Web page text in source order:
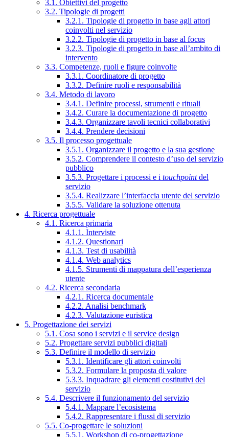
3.1. Obiettivi del progetto
3.2. Tipologie di progetti
3.2.1. Tipologie di progetto in base agli attori
coinvolti nel servizio
3.2.2. Tipologie di progetto in base al focus
3.2.3. Tipologie di progetto in base all’ambito di
intervento
3.3. Competenze, ruoli e figure coinvolte
3.3.1. Coordinatore di progetto
3.3.2. Definire ruoli e responsabilità
3.4. Metodo di lavoro
3.4.1. Definire processi, strumenti e rituali
3.4.2. Curare la documentazione di progetto
3.4.3. Organizzare tavoli tecnici collaborativi
3.4.4. Prendere decisioni
3.5. Il processo progettuale
3.5.1. Organizzare il progetto e la sua gestione
3.5.2. Comprendere il contesto d’uso del servizio
pubblico
3.5.3. Progettare i processi e i touchpointdel
servizio
3.5.4. Realizzare l’interfaccia utente del servizio
3.5.5. Validare la soluzione ottenuta
4. Ricerca progettuale
4.1. Ricerca primaria
4.1.1. Interviste
4.1.2. Questionari
4.1.3. Test di usabilità
4.1.4. Web analytics
4.1.5. Strumenti di mappatura dell’esperienza
utente
4.2. Ricerca secondaria
4.2.1. Ricerca documentale
4.2.2. Analisi benchmark
4.2.3. Valutazione euristica
5. Progettazione dei servizi
5.1. Cosa sono i servizi e il service design
5.2. Progettare servizi pubblici digitali
5.3. Definire il modello di servizio
5.3.1. Identificare gli attori coinvolti
5.3.2. Formulare la proposta di valore
5.3.3. Inquadrare gli elementi costitutivi del
servizio
5.4. Descrivere il funzionamento del servizio
5.4.1. Mappare l’ecosistema
5.4.2. Rappresentare i flussi di servizio
5.5. Co-progettare le soluzioni
5.5.1. Workshop di co-progettazione